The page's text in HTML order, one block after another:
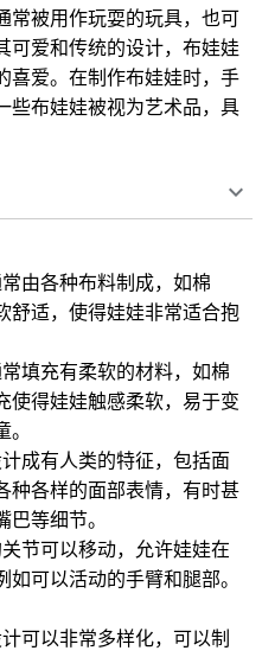
常被用作玩耍的玩具，也可
可爱和传统的设计，布娃娃
喜爱。在制作布娃娃时，手
些布娃娃被视为艺术品，具
由各种布料制成，如棉
舒适，使得娃娃非常适合抱
填充有柔软的材料，如棉
使得娃娃触感柔软，易于变
童。
成有人类的特征，包括面
种各样的面部表情，有时甚
嘴巴等细节。
节可以移动，允许娃娃在
如可以活动的手臂和腿部。
可以非常多样化，可以制